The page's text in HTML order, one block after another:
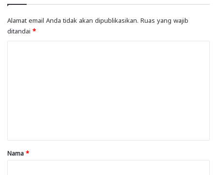
Alamat email Anda tidak akan dipublikasikan. Ruas yang wajib
ditandai *
rNama *